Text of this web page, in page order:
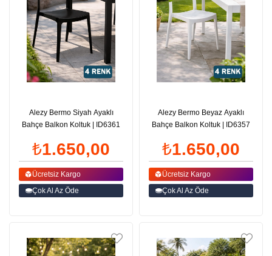
Alezy Bermo Siyah Ayaklı
Bahçe Balkon Koltuk | ID6361
₺1.650,00
Ücretsiz Kargo
Çok Al Az Öde
Alezy Bermo Beyaz Ayaklı
Bahçe Balkon Koltuk | ID6357
₺1.650,00
Ücretsiz Kargo
Çok Al Az Öde